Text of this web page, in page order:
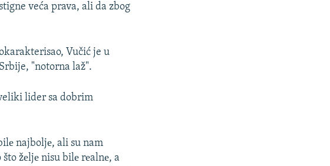
veća prava, ali da zbog
Vučić je u
"notorna laž".
lider sa dobrim
najboljе, ali su nam
žеljе nisu bilе rеalnе, a